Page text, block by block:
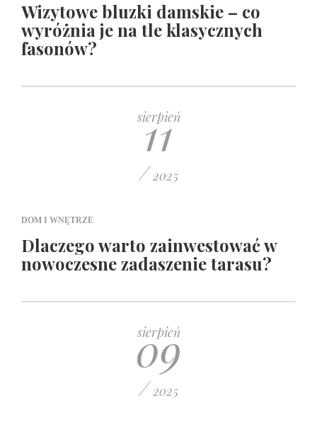
Wizytowe bluzki damskie – co
wyróżnia je na tle klasycznych
fasonów?
sierpień
11
/ 2025
DOM I WNĘTRZE
Dlaczego warto zainwestować w
nowoczesne zadaszenie tarasu?
sierpień
09
/ 2025